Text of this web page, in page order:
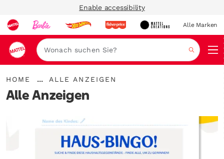
Enable accessibility
Alle Marken
Suche
{"key":"Home","value":"\/de-
HOME
...
Breadcrumbs
aufklappen
ALLE ANZEIGEN
Alle Anzeigen